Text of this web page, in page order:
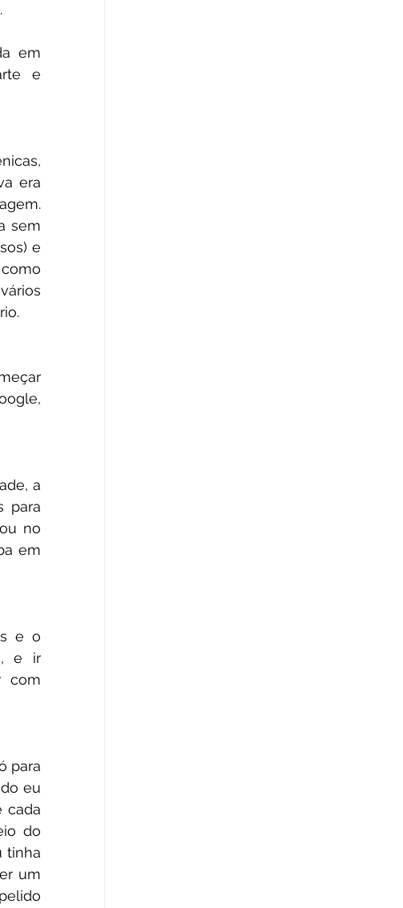
em
e
era
sem
e
a
para
no
em
e o
e ir
com
para
eu
cada
do
tinha
um